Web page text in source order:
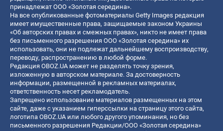
принадлежат ООО «Золотая середина».
На все опубликованные фотоматериалы Getty Images редакция
имеет имущественные права, защищаемые законом Украины
«Об авторских правах и смежных правах», никто не имеет права
без письменного разрешения ООО «Золотая середина» их
использовать, они не подлежат дальнейшему воспроизводству,
переводу, распространению в любой форме.
Редакция OBOZ.UA может не разделять точку зрения,
изложенную в авторском материале. За достоверность
информации, размещенной в рекламных материалах,
ответственность несет рекламодатель.
Запрещено использование материалов размещенных на этом
сайте, даже с указанием гиперссылки на страницу этого сайта,
логотипа OBOZ.UA или любого другого упоминания, но без
письменного разрешения Редакции/ООО «Золотая середина»